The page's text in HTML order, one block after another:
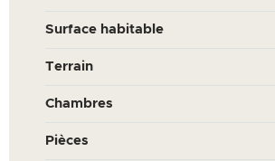
Surface habitable
Terrain
Chambres
Pièces